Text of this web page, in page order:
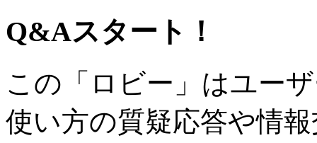
Q&Aスタート！
この「ロビー」はユー
使い方の質疑応答や情